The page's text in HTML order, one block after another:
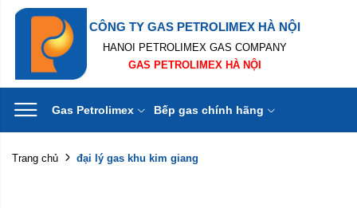
CÔNG TY GAS PETROLIMEX HÀ NỘI
HANOI PETROLIMEX GAS COMPANY
GAS PETROLIMEX HÀ NỘI
Gas Petrolimex Bếp gas chính hãng
Trang chủ đại lý gas khu kim giang